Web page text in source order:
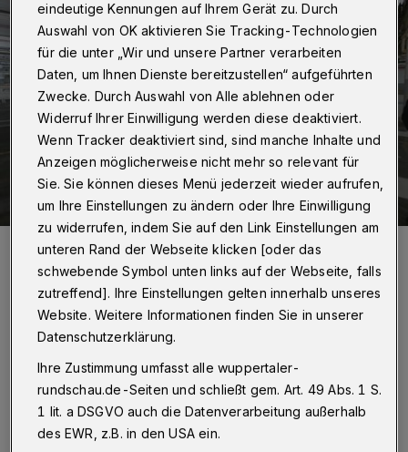
Oberbürgermeister Schneidewind, Wirtschaftsdezernentin Dr. Zeh,
Wirtschaftsförderin Platz mit Vertretern von CTP Deutschland und
dem Unternehmen „vombaur“.
Foto: Stadt Wuppertal
„Mit CTP als neuem Eigentümer und
Projektentwickler arbeitet ein routiniertes und
eindeutige Kennungen auf Ihrem Gerät zu. Durch
Auswahl von OK aktivieren Sie Tracking-Technologien
für die unter „Wir und unsere Partner verarbeiten
Daten, um Ihnen Dienste bereitzustellen“ aufgeführten
Zwecke. Durch Auswahl von Alle ablehnen oder
Widerruf Ihrer Einwilligung werden diese deaktiviert.
Wenn Tracker deaktiviert sind, sind manche Inhalte und
Anzeigen möglicherweise nicht mehr so relevant für
Sie. Sie können dieses Menü jederzeit wieder aufrufen,
um Ihre Einstellungen zu ändern oder Ihre Einwilligung
zu widerrufen, indem Sie auf den Link Einstellungen am
unteren Rand der Webseite klicken [oder das
schwebende Symbol unten links auf der Webseite, falls
zutreffend]. Ihre Einstellungen gelten innerhalb unseres
Website. Weitere Informationen finden Sie in unserer
Datenschutzerklärung.
Ihre Zustimmung umfasst alle wuppertaler-
rundschau.de-Seiten und schließt gem. Art. 49 Abs. 1 S.
1 lit. a DSGVO auch die Datenverarbeitung außerhalb
des EWR, z.B. in den USA ein.